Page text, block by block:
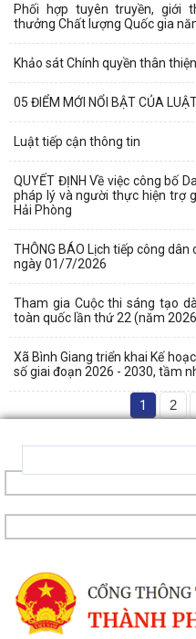
Phối hợp tuyên truyền, giới
thưởng Chất lượng Quốc gia
Khảo sát Chính quyền thân thiện
05 ĐIỂM MỚI NỔI BẬT CỦA
Luật tiếp cận thông tin
QUYẾT ĐỊNH Về việc công bố
pháp lý và người thực hiện trợ
Hải Phòng
THÔNG BÁO Lịch tiếp công
ngày 01/7/2026
Tham gia Cuộc thi sáng tạo
toàn quốc lần thứ 22 (năm
Xã Bình Giang triển khai Kế
số giai đoạn 2026 - 2030, tầm
1 2
Xã Bình Giang tổ chức Hội nghị